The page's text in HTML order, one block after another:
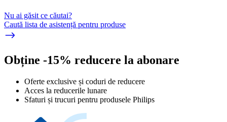
Nu ai găsit ce căutai?
Caută lista de asistență pentru produse
Obține -15% reducere la abonare
Oferte exclusive și coduri de reducere
Acces la reducerile lunare
Sfaturi și trucuri pentru produsele Philips